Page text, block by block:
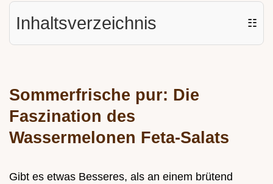
Inhaltsverzeichnis ☷
Sommerfrische pur: Die
Faszination des
Wassermelonen Feta-Salats
Gibt es etwas Besseres, als an einem brütend